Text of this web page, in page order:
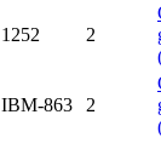
1252 2
IBM-863 2